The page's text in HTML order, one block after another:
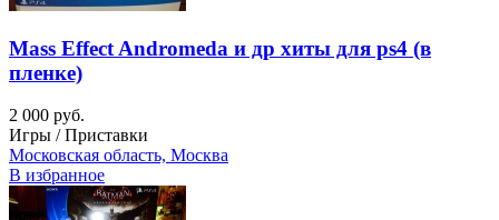
Mass Effect Andromeda и др хиты для ps4 (в
пленке)
2 000 руб.
Игры / Приставки
Московская область, Москва
В избранное